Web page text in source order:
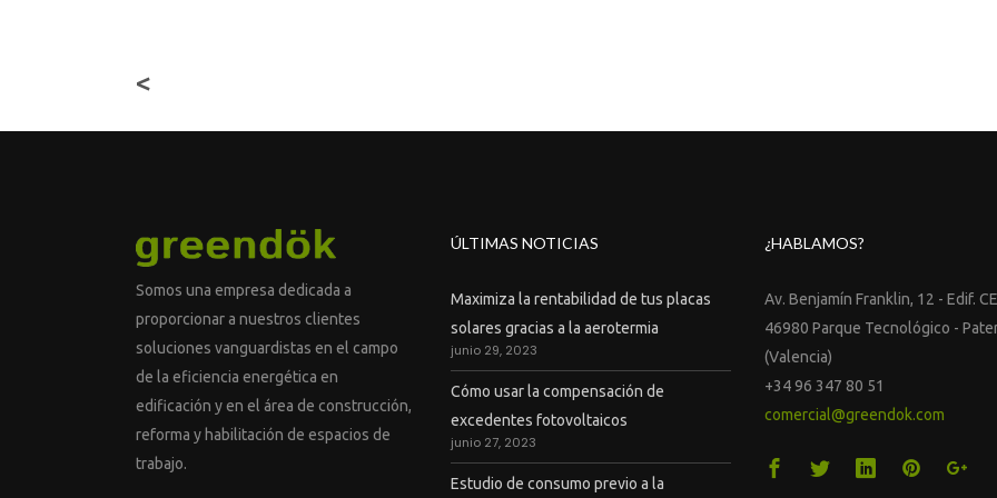
<
Somos una empresa dedicada a
proporcionar a nuestros clientes
soluciones vanguardistas en el campo
de la eficiencia energética en
edificación y en el área de construcción,
reforma y habilitación de espacios de
trabajo.
ÚLTIMAS NOTICIAS
Maximiza la rentabilidad de tus placas
solares gracias a la aerotermia
junio 29, 2023
Cómo usar la compensación de
excedentes fotovoltaicos
junio 27, 2023
Estudio de consumo previo a la
¿HABLAMOS?
Av. Benjamín Franklin, 12 - Edif.
46980 Parque Tecnológico -
(Valencia)
+34 96 347 80 51
comercial@greendok.com